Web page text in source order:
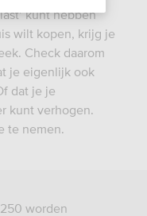
kunt hebben
wilt kopen, krijg je
Check daarom
je eigenlijk ook
dat je je
kunt verhogen.
te nemen.
worden